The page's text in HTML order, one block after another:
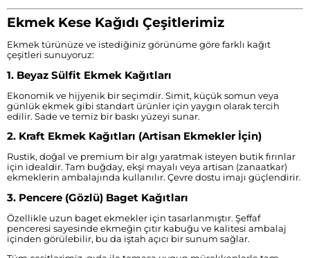
Ekmek Kese Kağıdı Çeşitlerimiz
Ekmek türünüze ve istediğiniz görünüme göre farklı kağıt
çeşitleri sunuyoruz:
1. Beyaz Sülfit Ekmek Kağıtları
Ekonomik ve hijyenik bir seçimdir. Simit, küçük somun veya
günlük ekmek gibi standart ürünler için yaygın olarak tercih
edilir. Sade ve temiz bir baskı yüzeyi sunar.
2. Kraft Ekmek Kağıtları (Artisan Ekmekler İçin)
Rustik, doğal ve premium bir algı yaratmak isteyen butik fırınlar
için idealdir. Tam buğday, ekşi mayalı veya artisan (zanaatkar)
ekmeklerin ambalajında kullanılır. Çevre dostu imajı güçlendirir.
3. Pencere (Gözlü) Baget Kağıtları
Özellikle uzun baget ekmekler için tasarlanmıştır. Şeffaf
penceresi sayesinde ekmeğin çıtır kabuğu ve kalitesi ambalaj
içinden görülebilir, bu da iştah açıcı bir sunum sağlar.